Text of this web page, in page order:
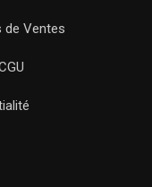
de Ventes